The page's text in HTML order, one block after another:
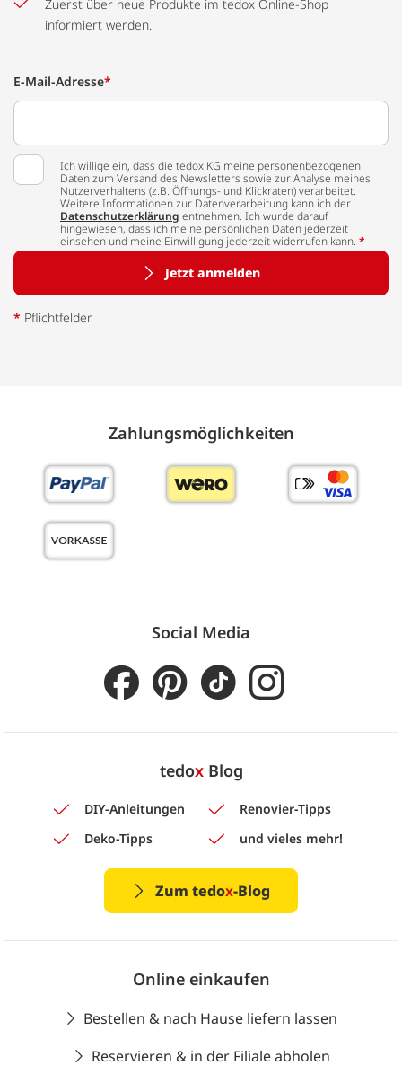
Zuerst über neue Produkte im tedox Online-Shop
informiert werden.
E-Mail-Adresse*
Ich willige ein, dass die tedox KG meine personenbezogenen
Daten zum Versand des Newsletters sowie zur Analyse meines
Nutzerverhaltens (z.B. Öffnungs- und Klickraten) verarbeitet.
Weitere Informationen zur Datenverarbeitung kann ich der
Datenschutzerklärung entnehmen. Ich wurde darauf
hingewiesen, dass ich meine persönlichen Daten jederzeit
einsehen und meine Einwilligung jederzeit widerrufen kann. *
Jetzt anmelden
* Pflichtfelder
Zahlungs­möglich­keiten
Social Media
tedoxBlog
DIY-Anleitungen
Renovier-Tipps
Deko-Tipps
und vieles mehr!
Zum tedox-Blog
Online einkaufen
Bestellen & nach Hause liefern lassen
Reservieren & in der Filiale abholen